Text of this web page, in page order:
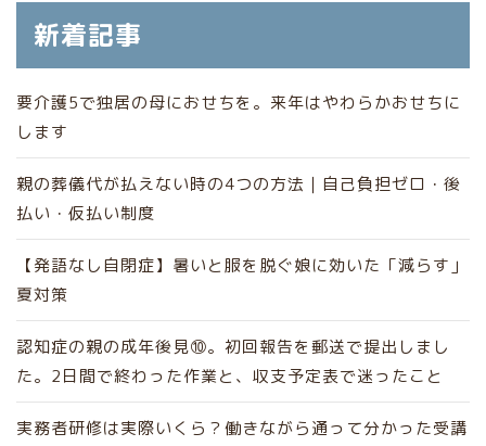
新着記事
要介護5で独居の母におせちを。来年はやわらかおせちに
します
親の葬儀代が払えない時の4つの方法｜自己負担ゼロ・後
払い・仮払い制度
【発語なし自閉症】暑いと服を脱ぐ娘に効いた「減らす」
夏対策
認知症の親の成年後見⑩。初回報告を郵送で提出しまし
た。2日間で終わった作業と、収支予定表で迷ったこと
実務者研修は実際いくら？働きながら通って分かった受講